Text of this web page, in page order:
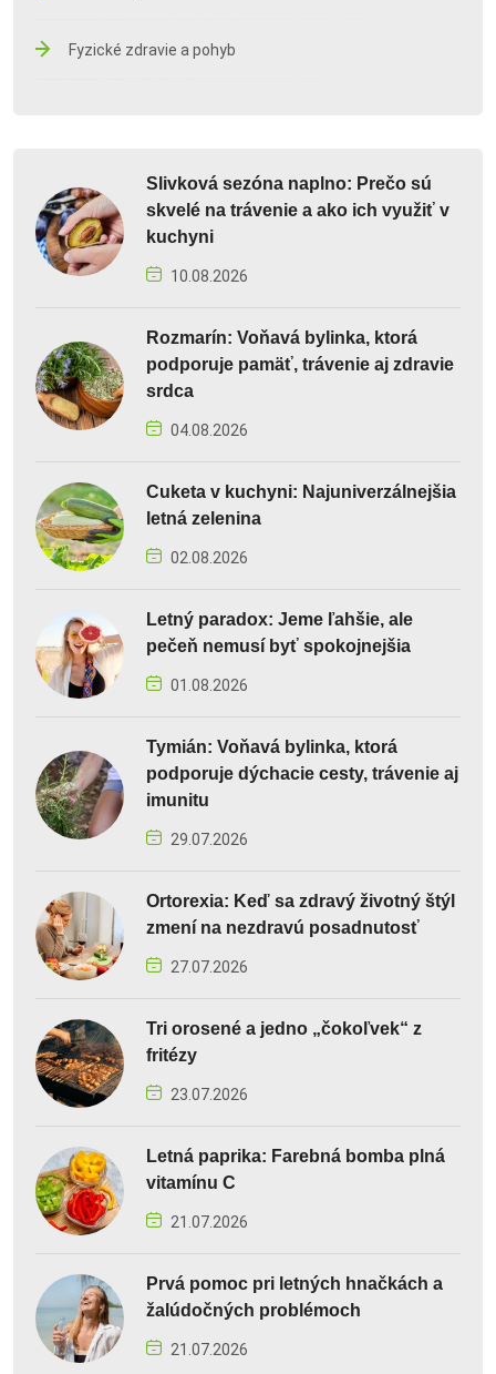
Fyzické zdravie a pohyb
Slivková sezóna naplno: Prečo sú
skvelé na trávenie a ako ich využiť v
kuchyni
10.08.2026
Rozmarín: Voňavá bylinka, ktorá
podporuje pamäť, trávenie aj zdravie
srdca
04.08.2026
Cuketa v kuchyni: Najuniverzálnejšia
letná zelenina
02.08.2026
Letný paradox: Jeme ľahšie, ale
pečeň nemusí byť spokojnejšia
01.08.2026
Tymián: Voňavá bylinka, ktorá
podporuje dýchacie cesty, trávenie aj
imunitu
29.07.2026
Ortorexia: Keď sa zdravý životný štýl
zmení na nezdravú posadnutosť
27.07.2026
Tri orosené a jedno „čokoľvek“ z
fritézy
23.07.2026
Letná paprika: Farebná bomba plná
vitamínu C
21.07.2026
Prvá pomoc pri letných hnačkách a
žalúdočných problémoch
21.07.2026